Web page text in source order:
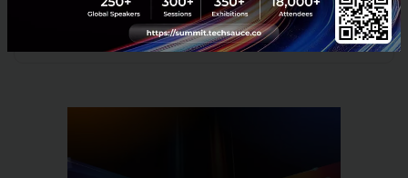
No comment